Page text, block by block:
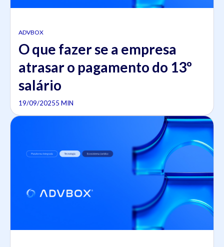
ADVBOX
O que fazer se a empresa
atrasar o pagamento do 13º
salário
19/09/20255 MIN